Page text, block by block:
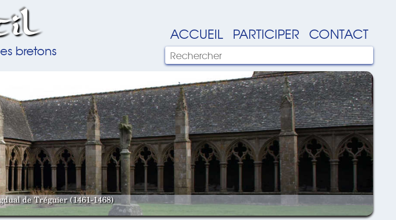
bretons
ACCUEIL PARTICIPER CONTACT
de Tréguier (1461-1468)